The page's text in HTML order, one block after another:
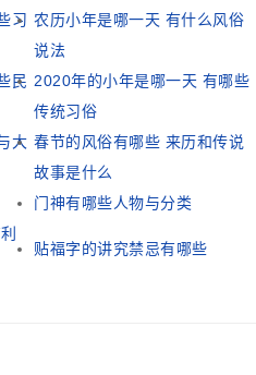
习 农历小年是哪一天 有什么风俗
说法
民 2020年的小年是哪一天 有哪些
传统习俗
大 春节的风俗有哪些 来历和传说
故事是什么
门神有哪些人物与分类
贴福字的讲究禁忌有哪些